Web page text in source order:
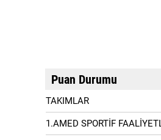
Puan Durumu
TAKIMLAR
1.AMED SPORTİF